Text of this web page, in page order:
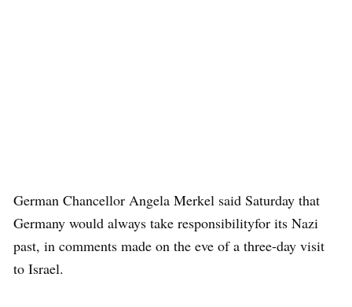
German Chancellor Angela Merkel said Saturday that
Germany would always take responsibilityfor its Nazi
past, in comments made on the eve of a three-day visit
to Israel.